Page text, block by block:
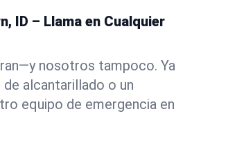
ID – Llama en Cualquier
nosotros tampoco. Ya
alcantarillado o un
equipo de emergencia en